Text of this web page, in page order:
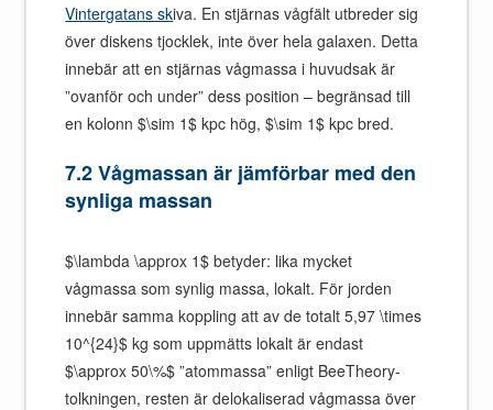
Vintergatans skiva. En stjärnas vågfält utbreder sig
över diskens tjocklek, inte över hela galaxen. Detta
innebär att en stjärnas vågmassa i huvudsak är
”ovanför och under” dess position – begränsad till
en kolonn $\sim 1$ kpc hög, $\sim 1$ kpc bred.
7.2 Vågmassan är jämförbar med den
synliga massan
$\lambda \approx 1$ betyder: lika mycket
vågmassa som synlig massa, lokalt. För jorden
innebär samma koppling att av de totalt 5,97 \times
10^{24}$ kg som uppmätts lokalt är endast
$\approx 50\%$ ”atommassa” enligt BeeTheory-
tolkningen, resten är delokaliserad vågmassa över